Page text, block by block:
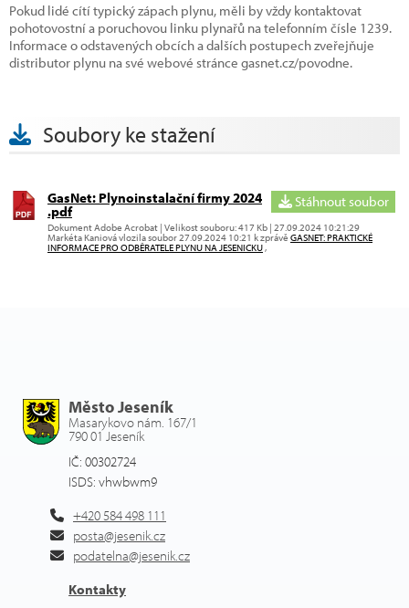
Pokud lidé cítí typický zápach plynu, měli by vždy kontaktovat
pohotovostní a poruchovou linku plynařů na telefonním čísle 1239.
Informace o odstavených obcích a dalších postupech zveřejňuje
distributor plynu na své webové stránce gasnet.cz/povodne.
Soubory ke stažení
Stáhnout soubor
GasNet: Plynoinstalační firmy 2024
.pdf
Dokument Adobe Acrobat | Velikost souboru: 417 Kb | 27.09.2024 10:21:29
Markéta Kaniová vlozila soubor 27.09.2024 10:21 k zprávě GASNET: PRAKTICKÉ
INFORMACE PRO ODBĚRATELE PLYNU NA JESENICKU,
Město Jeseník
Masarykovo nám. 167/1
790 01 Jeseník
IČ: 00302724
ISDS: vhwbwm9
+420 584 498 111
posta@jesenik.cz
podatelna@jesenik.cz
Kontakty